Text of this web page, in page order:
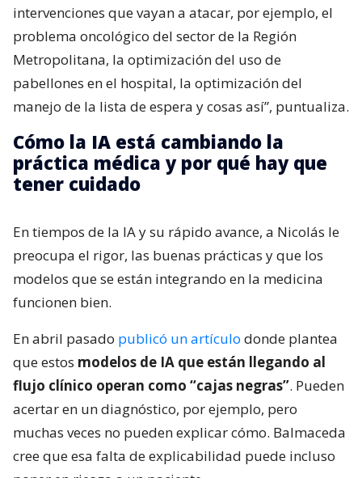
intervenciones que vayan a atacar, por ejemplo, el
problema oncológico del sector de la Región
Metropolitana, la optimización del uso de
pabellones en el hospital, la optimización del
manejo de la lista de espera y cosas así”, puntualiza.
Cómo la IA está cambiando la
práctica médica y por qué hay que
tener cuidado
En tiempos de la IA y su rápido avance, a Nicolás le
preocupa el rigor, las buenas prácticas y que los
modelos que se están integrando en la medicina
funcionen bien.
En abril pasado publicó un artículo donde plantea
que estos modelos de IA que están llegando al
flujo clínico operan como “cajas negras”. Pueden
acertar en un diagnóstico, por ejemplo, pero
muchas veces no pueden explicar cómo. Balmaceda
cree que esa falta de explicabilidad puede incluso